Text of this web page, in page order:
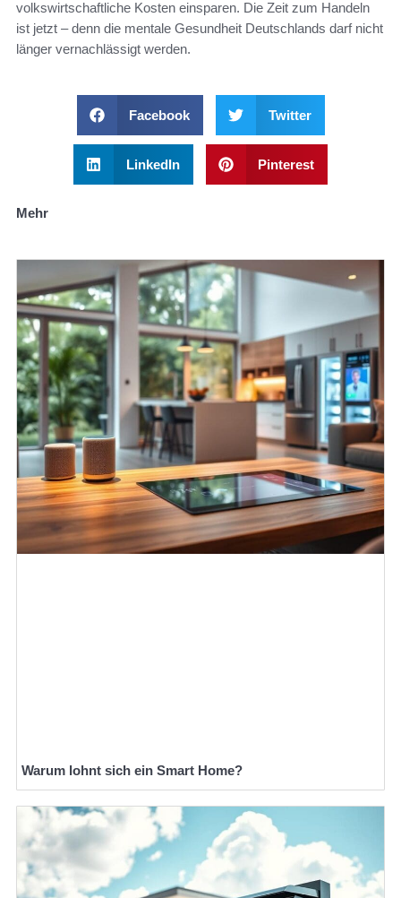
volkswirtschaftliche Kosten einsparen. Die Zeit zum Handeln
ist jetzt – denn die mentale Gesundheit Deutschlands darf nicht
länger vernachlässigt werden.
Facebook Twitter
LinkedIn Pinterest
Mehr
Warum lohnt sich ein Smart Home?